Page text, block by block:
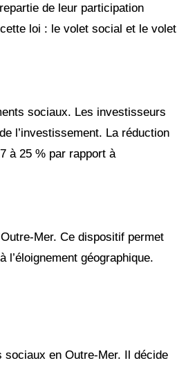
de leur participation
loi : le volet social et le volet
sociaux. Les investisseurs
l’investissement. La réduction
à 25 % par rapport à
Mer. Ce dispositif permet
géographique.
sociaux en Outre-Mer. Il décide